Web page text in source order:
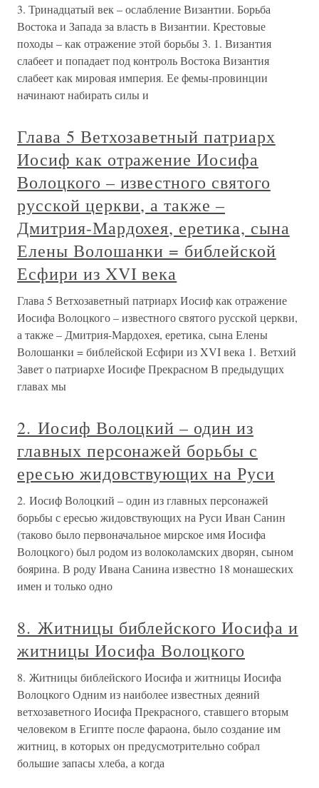
3. Тринадцатый век – ослабление Византии. Борьба
Востока и Запада за власть в Византии. Крестовые
походы – как отражение этой борьбы 3. 1. Византия
слабеет и попадает под контроль Востока Византия
слабеет как мировая империя. Ее фемы-провинции
начинают набирать силы и
Глава 5 Ветхозаветный патриарх
Иосиф как отражение Иосифа
Волоцкого – известного святого
русской церкви, а также –
Дмитрия-Мардохея, еретика, сына
Елены Волошанки = библейской
Есфири из XVI века
Глава 5 Ветхозаветный патриарх Иосиф как отражение
Иосифа Волоцкого – известного святого русской церкви,
а также – Дмитрия-Мардохея, еретика, сына Елены
Волошанки = библейской Есфири из XVI века 1. Ветхий
Завет о патриархе Иосифе Прекрасном В предыдущих
главах мы
2. Иосиф Волоцкий – один из
главных персонажей борьбы с
ересью жидовствующих на Руси
2. Иосиф Волоцкий – один из главных персонажей
борьбы с ересью жидовствующих на Руси Иван Санин
(таково было первоначальное мирское имя Иосифа
Волоцкого) был родом из волоколамских дворян, сыном
боярина. В роду Ивана Санина известно 18 монашеских
имен и только одно
8. Житницы библейского Иосифа и
житницы Иосифа Волоцкого
8. Житницы библейского Иосифа и житницы Иосифа
Волоцкого Одним из наиболее известных деяний
ветхозаветного Иосифа Прекрасного, ставшего вторым
человеком в Египте после фараона, было создание им
житниц, в которых он предусмотрительно собрал
большие запасы хлеба, а когда